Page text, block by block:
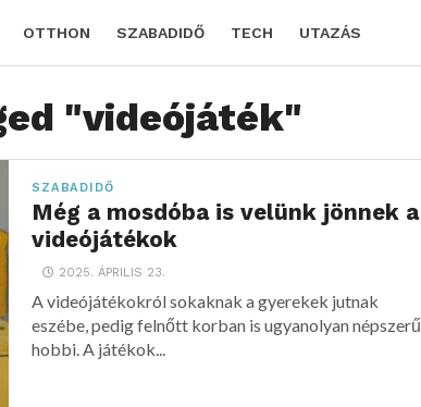
OTTHON SZABADIDŐ TECH UTAZÁS
"videójáték"
SZABADIDŐ
Még a mosdóba is velünk jönnek a
videójátékok
2025. ÁPRILIS 23.
A videójátékokról sokaknak a gyerekek jutnak
eszébe, pedig felnőtt korban is ugyanolyan népszerű
hobbi. A játékok...